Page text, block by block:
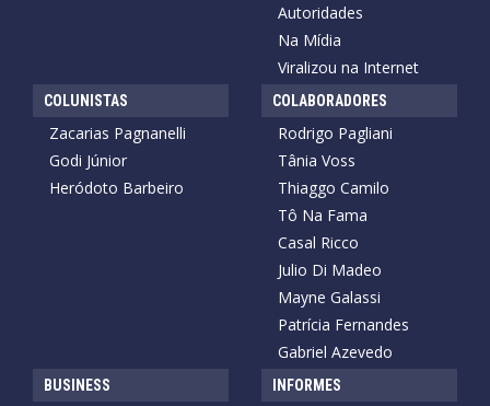
Autoridades
Na Mídia
Viralizou na Internet
COLUNISTAS
Zacarias Pagnanelli
Godi Júnior
Heródoto Barbeiro
COLABORADORES
Rodrigo Pagliani
Tânia Voss
Thiaggo Camilo
Tô Na Fama
Casal Ricco
Julio Di Madeo
Mayne Galassi
Patrícia Fernandes
Gabriel Azevedo
BUSINESS INFORMES